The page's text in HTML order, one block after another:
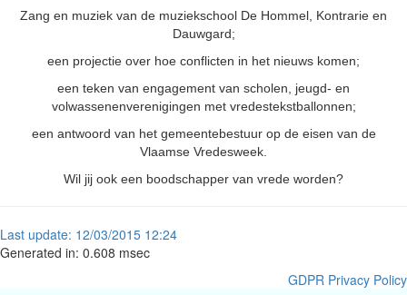
Zang en muziek van de muziekschool De Hommel, Kontrarie en
Dauwgard;
een projectie over hoe conflicten in het nieuws komen;
een teken van engagement van scholen, jeugd- en
volwassenenverenigingen met vredestekstballonnen;
een antwoord van het gemeentebestuur op de eisen van de
Vlaamse Vredesweek.
Wil jij ook een boodschapper van vrede worden?
Last update: 12/03/2015 12:24
Generated in: 0.608 msec
GDPR Privacy Policy